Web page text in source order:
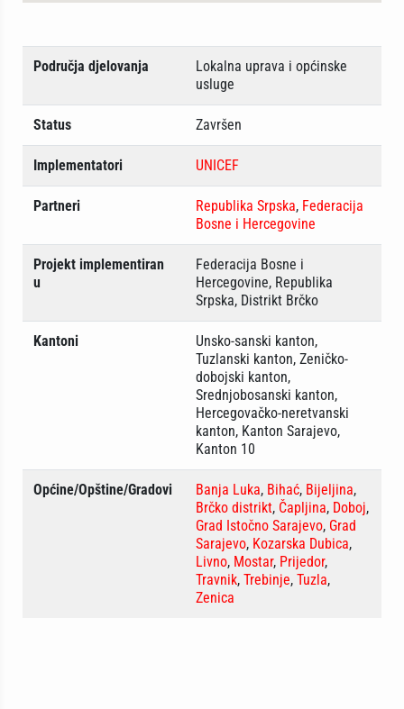
Područja djelovanja
Lokalna uprava i općinske
usluge
Status Završen
Implementatori UNICEF
Partneri Republika Srpska, Federacija
Bosne i Hercegovine
Projekt implementiran
u
Federacija Bosne i
Hercegovine, Republika
Srpska, Distrikt Brčko
Kantoni
Unsko-sanski kanton,
Tuzlanski kanton, Zeničko-
dobojski kanton,
Srednjobosanski kanton,
Hercegovačko-neretvanski
kanton, Kanton Sarajevo,
Kanton 10
Općine/Opštine/Gradovi Banja Luka, Bihać, Bijeljina,
Brčko distrikt, Čapljina, Doboj,
Grad Istočno Sarajevo, Grad
Sarajevo, Kozarska Dubica,
Livno, Mostar, Prijedor,
Travnik, Trebinje, Tuzla,
Zenica